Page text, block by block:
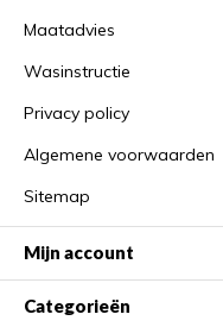
Maatadvies
Wasinstructie
Privacy policy
Algemene voorwaarden
Sitemap
Mijn account
Categorieën